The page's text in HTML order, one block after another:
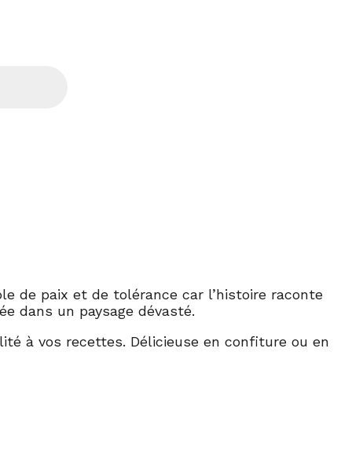
de paix et de tolérance car l’histoire raconte
dans un paysage dévasté.
à vos recettes. Délicieuse en confiture ou en